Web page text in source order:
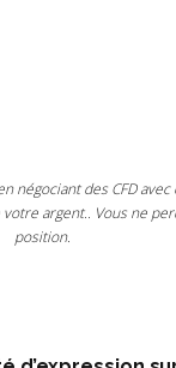
des CFD
argent.. Vous ne
position.